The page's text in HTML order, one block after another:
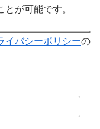
が可能です。
イバシーポリシーの